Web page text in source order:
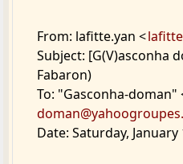
From: lafitte.yan <
Subject: [G(V)asconha
Fabaron)
To: "Gasconha-doman"
Date: Saturday, January